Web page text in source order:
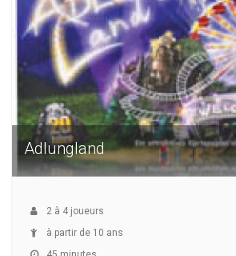
Adlungland
2 à 4 joueurs
à partir de 10 ans